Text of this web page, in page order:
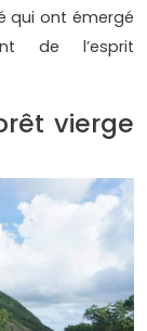
qui ont émergé
de l’esprit
vierge